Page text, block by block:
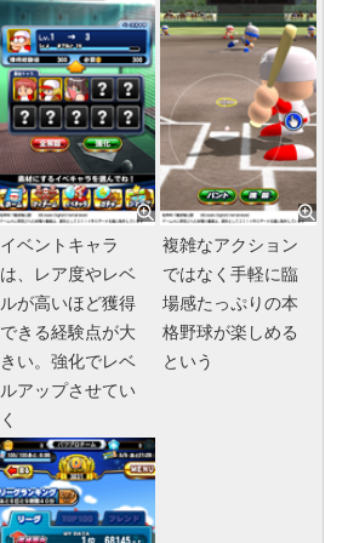
イベントキャラ
は、レア度やレベ
ルが高いほど獲得
できる経験点が大
きい。強化でレベ
ルアップさせてい
く
複雑なアクション
ではなく手軽に臨
場感たっぷりの本
格野球が楽しめる
という